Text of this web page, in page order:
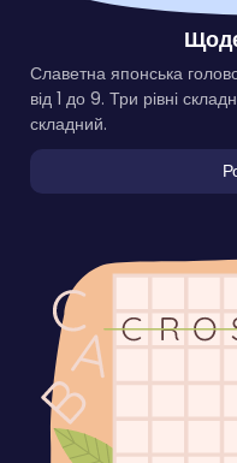
Славетна японська
від 1 до 9. Три рівні
складний.